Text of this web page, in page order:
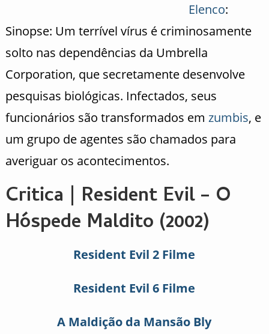
Elenco:
Sinopse: Um terrível vírus é criminosamente
solto nas dependências da Umbrella
Corporation, que secretamente desenvolve
pesquisas biológicas. Infectados, seus
funcionários são transformados em zumbis, e
um grupo de agentes são chamados para
averiguar os acontecimentos.
Critica | Resident Evil – O
Hóspede Maldito (2002)
Resident Evil 2 Filme
Resident Evil 6 Filme
A Maldição da Mansão Bly